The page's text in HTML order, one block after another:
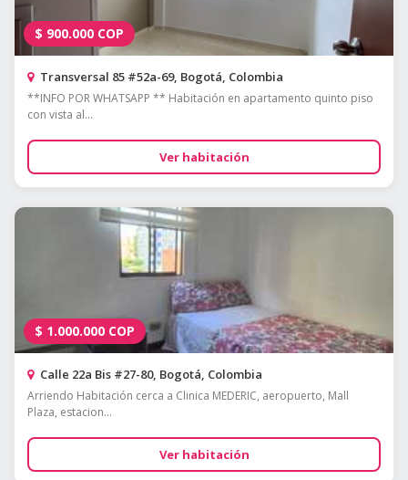
$ 900.000 COP
Transversal 85 #52a-69, Bogotá, Colombia
**INFO POR WHATSAPP ** Habitación en apartamento quinto piso
con vista al...
Ver habitación
$ 1.000.000 COP
Calle 22a Bis #27-80, Bogotá, Colombia
Arriendo Habitación cerca a Clinica MEDERIC, aeropuerto, Mall
Plaza, estacion...
Ver habitación